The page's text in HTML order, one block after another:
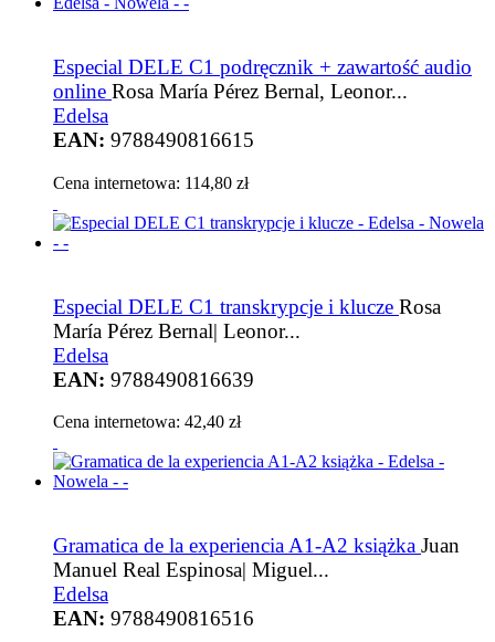
Especial DELE C1 podręcznik + zawartość audio
online Rosa María Pérez Bernal, Leonor...
Edelsa
EAN: 9788490816615
Cena internetowa: 114,80 zł
Especial DELE C1 transkrypcje i klucze Rosa
María Pérez Bernal| Leonor...
Edelsa
EAN: 9788490816639
Cena internetowa: 42,40 zł
Gramatica de la experiencia A1-A2 książka Juan
Manuel Real Espinosa| Miguel...
Edelsa
EAN: 9788490816516